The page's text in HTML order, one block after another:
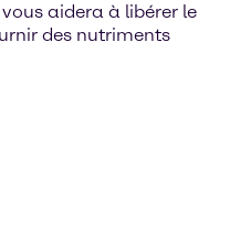
aidera à libérer le
des nutriments